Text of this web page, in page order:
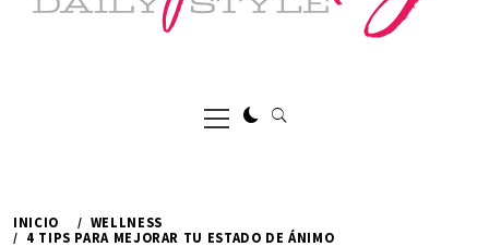
Menú
principal
INICIO
WELLNESS
4 TIPS PARA MEJORAR TU ESTADO DE ÁNIMO